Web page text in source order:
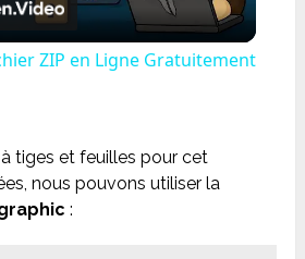
Video
ZIP en Ligne Gratuitement
tiges et feuilles pour cet
nous pouvons utiliser la
: